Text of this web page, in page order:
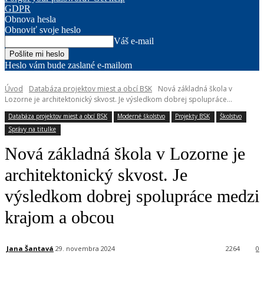
GDPR
Obnova hesla
Obnoviť svoje heslo
Váš e-mail
Heslo vám bude zaslané e-mailom
Úvod Databáza projektov miest a obcí BSK
Nová základná škola v
Lozorne je architektonický skvost. Je výsledkom dobrej spolupráce...
Databáza projektov miest a obcí BSK Moderné školstvo Projekty BSK
Školstvo
Správy na titulke
Nová základná škola v Lozorne je
architektonický skvost. Je
výsledkom dobrej spolupráce medzi
krajom a obcou
Jana Šantavá 29. novembra 2024 0
2264